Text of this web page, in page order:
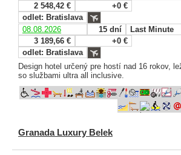
2 548,42 €
+0 €
odlet: Bratislava
08.08.2026
15 dní
Last Minute
3 189,66 €
+0 €
odlet: Bratislava
Design hotel určený pre hostí nad 16 rokov,
so službami ultra all inclusive.
Granada Luxury Belek